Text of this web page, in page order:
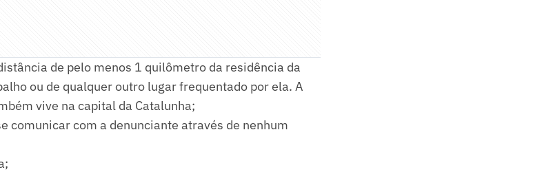
de pelo menos 1 quilômetro da residência da
ou de qualquer outro lugar frequentado por ela. A
vive na capital da Catalunha;
comunicar com a denunciante através de nenhum